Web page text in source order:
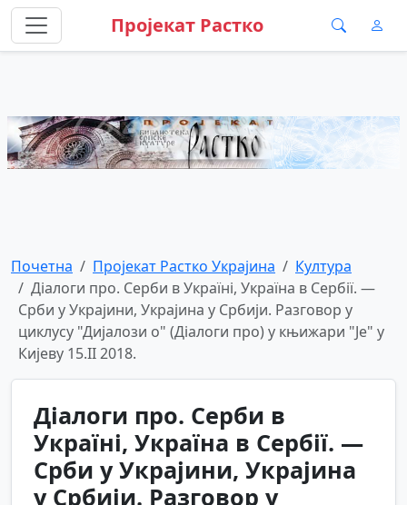
Пројекат Растко
Почетна Пројекат Растко Украјина
Култура
Діалоги про. Серби в Україні, Україна в Сербії. —
Срби у Украјини, Украјина у Србији. Разговор у
циклусу "Дијалози о" (Діалоги про) у књижари "Је" у
Кијеву 15.II 2018.
Діалоги про. Серби в
Україні, Україна в Сербії. —
Срби у Украјини, Украјина
у Србији. Разговор у